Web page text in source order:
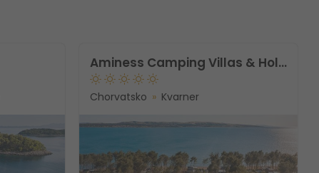
Aminess Camping Villas & Holiday Homes Avalona
Chorvatsko Kvarner